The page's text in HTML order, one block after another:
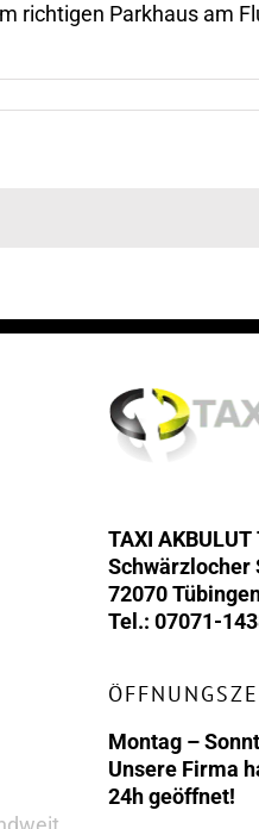
richtigen Parkhaus am
TAXI AKBULUT
Schwärzlocher
72070
Tel.: 07071-
Montag –
Unsere Firma
24h geöffnet!